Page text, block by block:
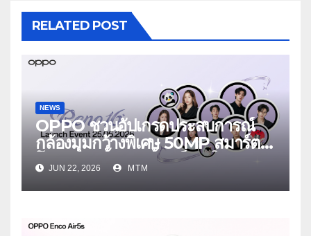
RELATED POST
NEWS
OPPO ชวนอัปเกรดประสบการณ์
กล้องมุมกว้างพิเศษ 50MP สมาร์ต
โฟนเพื่อนซี้ เทรนดี้ทุกช็อต ใน
งาน OPPO Reno16 Series 5G
Launch Event 25 มิถุนายนนี้
JUN 22, 2026 MTM